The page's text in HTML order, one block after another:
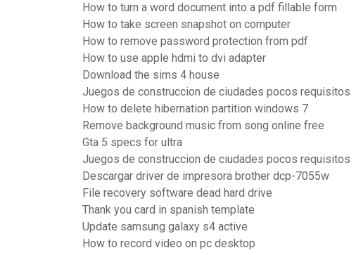
How to turn a word document into a pdf fillable form
How to take screen snapshot on computer
How to remove password protection from pdf
How to use apple hdmi to dvi adapter
Download the sims 4 house
Juegos de construccion de ciudades pocos requisitos
How to delete hibernation partition windows 7
Remove background music from song online free
Gta 5 specs for ultra
Juegos de construccion de ciudades pocos requisitos
Descargar driver de impresora brother dcp-7055w
File recovery software dead hard drive
Thank you card in spanish template
Update samsung galaxy s4 active
How to record video on pc desktop